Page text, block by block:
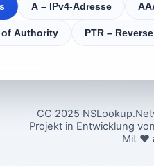
A – IPv4-Adresse
of Authority PTR –
CC 2025
Projekt in Entwicklung von
Mit ❤️